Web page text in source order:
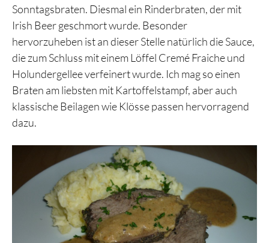
Sonntagsbraten. Diesmal ein Rinderbraten, der mit
Irish Beer geschmort wurde. Besonder
hervorzuheben ist an dieser Stelle natürlich die Sauce,
die zum Schluss mit einem Löffel Cremé Fraiche und
Holundergellee verfeinert wurde. Ich mag so einen
Braten am liebsten mit Kartoffelstampf, aber auch
klassische Beilagen wie Klösse passen hervorragend
dazu.